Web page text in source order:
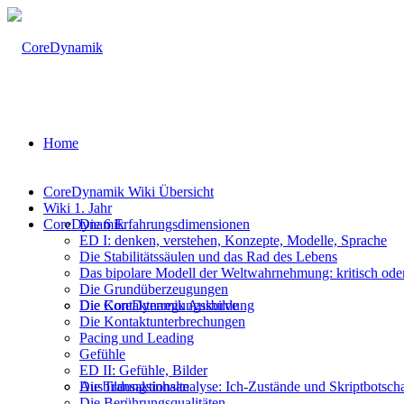
Home
CoreDynamik
Die CoreDynamik Ausbildung
Ausbildungsinhalte
CoreDynamik Wiki Übersicht
Wiki 1. Jahr
Die 6 Erfahrungsdimensionen
ED I: denken, verstehen, Konzepte, Modelle, Sprache
Die Stabilitätssäulen und das Rad des Lebens
Das bipolare Modell der Weltwahrnehmung: kritisch
Die Grundüberzeugungen
Die Kontakterregungskurve
Die Kontaktunterbrechungen
Pacing und Leading
Gefühle
ED II: Gefühle, Bilder
Die Transaktionsanalyse: Ich-Zustände und